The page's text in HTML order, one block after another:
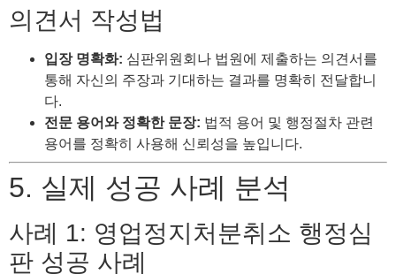
의견서 작성법
입장 명확화: 심판위원회나 법원에 제출하는 의견서를
통해 자신의 주장과 기대하는 결과를 명확히 전달합니
다.
전문 용어와 정확한 문장: 법적 용어 및 행정절차 관련
용어를 정확히 사용해 신뢰성을 높입니다.
5. 실제 성공 사례 분석
사례 1: 영업정지처분취소 행정심
판 성공 사례